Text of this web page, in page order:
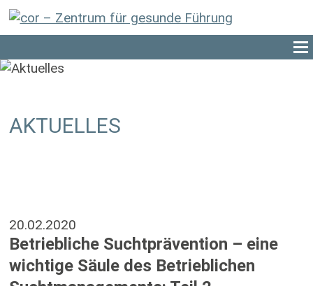
AKTUELLES
20.02.2020
Betriebliche Suchtprävention – eine
wichtige Säule des Betrieblichen